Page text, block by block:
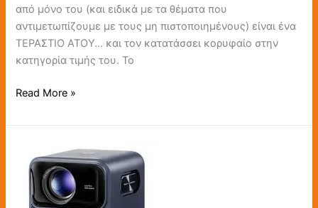
από μόνο του (και ειδικά με τα θέματα που
αντιμετωπίζουμε με τους μη πιστοποιημένους) είναι ένα
ΤΕΡΑΣΤΙΟ ΑΤΟΥ… και τον κατατάσσει κορυφαίο στην
κατηγορία τιμής του. Το
Read More »
Mozart
PRO: